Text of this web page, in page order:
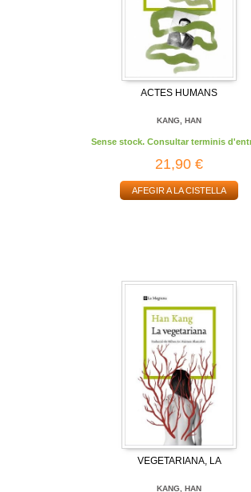
ACTES HUMANS
KANG, HAN
Sense stock. Consultar terminis
21,90 €
AFEGIR A LA CISTELLA
VEGETARIANA, LA
KANG, HAN